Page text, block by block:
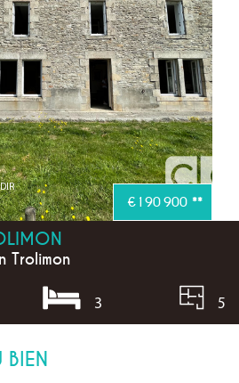
€190 900 **
Trolimon
3 5
BIEN